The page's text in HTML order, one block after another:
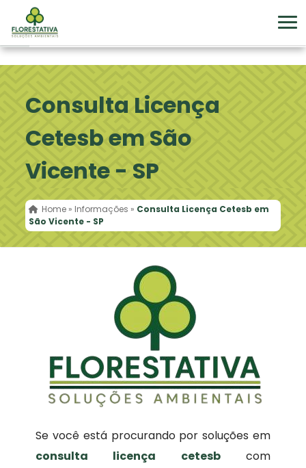
Consulta Licença
Cetesb em São
Vicente - SP
Home » Informações » Consulta Licença Cetesb em
São Vicente - SP
Se você está procurando por soluções em
consulta licença cetesbcom